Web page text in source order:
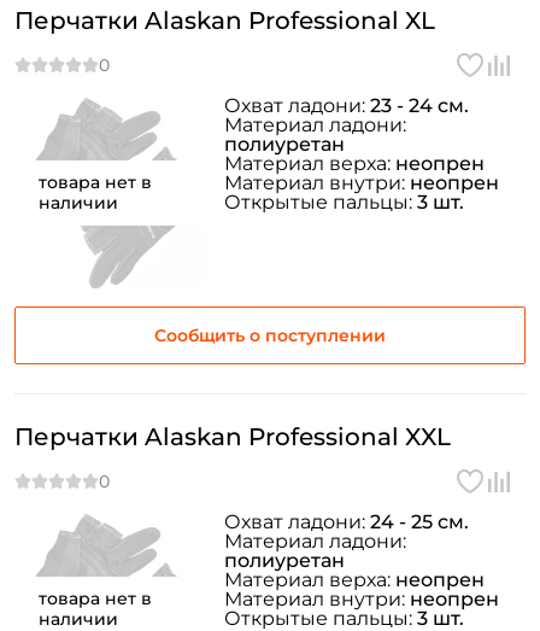
товара нет в
наличии
Перчатки Alaskan Professional XL
Сообщить о поступлении
Охват ладони: 23 - 24 см.
Материал ладони:
полиуретан
Материал верха: неопрен
Материал внутри: неопрен
Открытые пальцы: 3 шт.
товара нет в
наличии
Перчатки Alaskan Professional XXL
Охват ладони: 24 - 25 см.
Материал ладони:
полиуретан
Материал верха: неопрен
Материал внутри: неопрен
Открытые пальцы: 3 шт.